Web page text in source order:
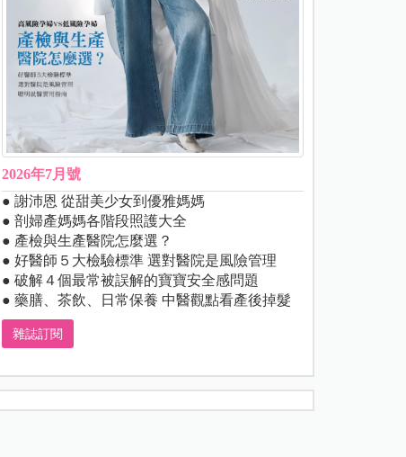
2026年7月號
● 謝沛恩 從甜美少女到優雅媽媽
● 剖婦產媽媽各階段照護大全
● 產檢與生產醫院怎麼選？
● 好醫師５大檢驗標準 選對醫院是風險管理
● 破解４個最常被誤解的寶寶安全感問題
● 藥膳、茶飲、日常保養 中醫觀點看產後掉髮
雜誌訂閱